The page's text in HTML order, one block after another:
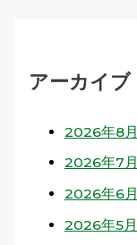
アーカイブ
2026年8月
2026年7月
2026年6月
2026年5月